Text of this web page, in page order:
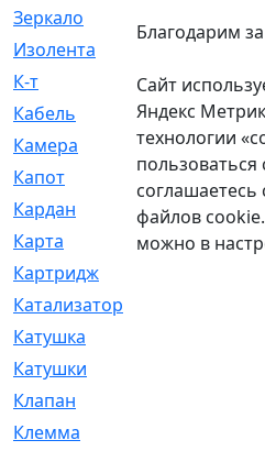
Зеркало
Изолента
[1]
К-т
[13]
Кабель
[50]
Камера
[4]
Капот
[144]
Кардан
[131]
Карта
[2]
Картридж
Катализатор
Катушка
Катушки
Клапан
Клемма
Благодарим
Сайт
Яндекс
технологии
файлов
можно в